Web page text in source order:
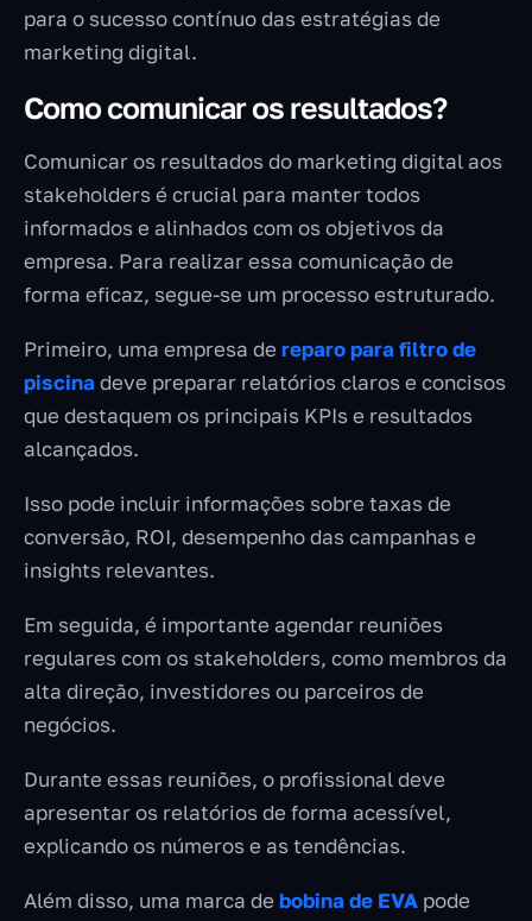
para o sucesso contínuo das estratégias de
marketing digital.
Como comunicar os resultados?
Comunicar os resultados do marketing digital aos
stakeholders é crucial para manter todos
informados e alinhados com os objetivos da
empresa. Para realizar essa comunicação de
forma eficaz, segue-se um processo estruturado.
Primeiro, uma empresa de reparo para filtro de
piscinadeve preparar relatórios claros e concisos
que destaquem os principais KPIs e resultados
alcançados.
Isso pode incluir informações sobre taxas de
conversão, ROI, desempenho das campanhas e
insights relevantes.
Em seguida, é importante agendar reuniões
regulares com os stakeholders, como membros da
alta direção, investidores ou parceiros de
negócios.
Durante essas reuniões, o profissional deve
apresentar os relatórios de forma acessível,
explicando os números e as tendências.
Além disso, uma marca de bobina de EVA pode